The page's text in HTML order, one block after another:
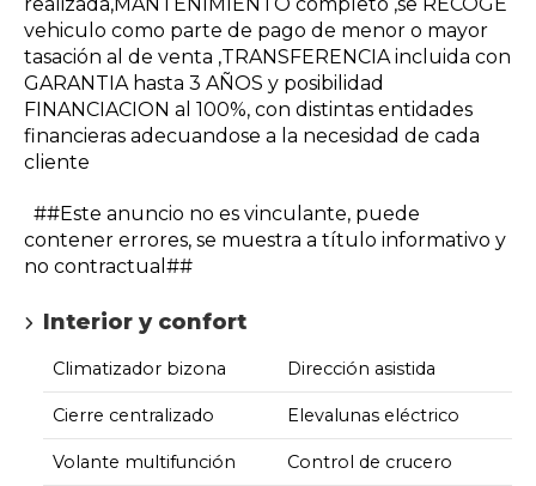
vehiculo como parte de pago de menor o mayor
tasación al de venta ,TRANSFERENCIA incluida con
GARANTIA hasta 3 AÑOS y posibilidad
FINANCIACION al 100%, con distintas entidades
financieras adecuandose a la necesidad de cada
cliente
##Este anuncio no es vinculante, puede
contener errores, se muestra a título informativo y
no contractual##
Interior y confort
Climatizador bizona Dirección asistida
Cierre centralizado Elevalunas eléctrico
Volante multifunción Control de crucero